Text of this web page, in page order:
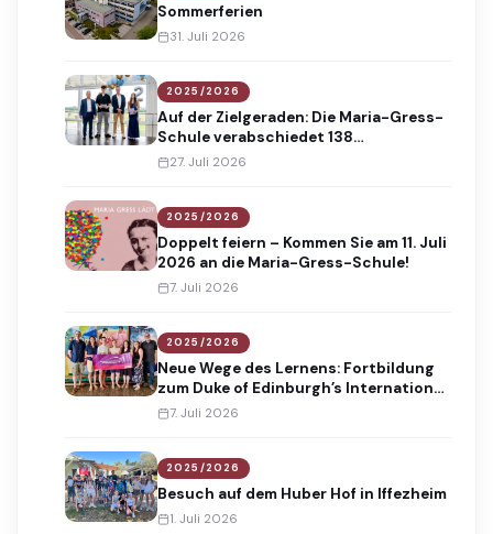
Sommerferien
31. Juli 2026
2025/2026
Auf der Zielgeraden: Die Maria-Gress-
Schule verabschiedet 138
Absolventinnen und Absolventen
27. Juli 2026
2025/2026
Doppelt feiern – Kommen Sie am 11. Juli
2026 an die Maria-Gress-Schule!
7. Juli 2026
2025/2026
Neue Wege des Lernens: Fortbildung
zum Duke of Edinburgh’s International
Award
7. Juli 2026
2025/2026
Besuch auf dem Huber Hof in Iffezheim
1. Juli 2026